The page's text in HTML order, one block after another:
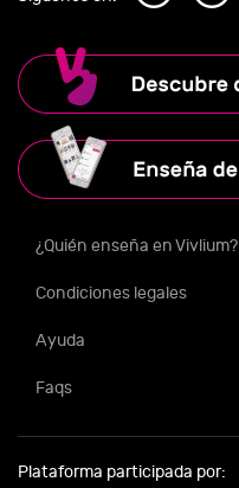
¿Quién enseña en Vivlium?
Condiciones legales
Ayuda
Faqs
Plataforma participada por: